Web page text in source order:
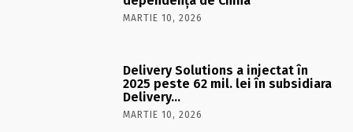
MARTIE 10, 2026
Delivery Solutions a injectat în
2025 peste 62 mil. lei în subsidiara
Delivery…
MARTIE 10, 2026